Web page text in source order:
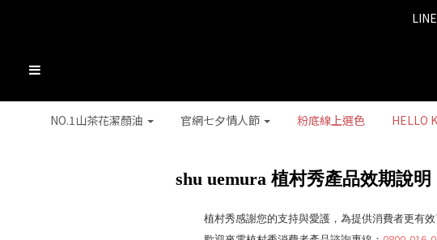
七
NO.1山茶花潔顏油 官網七夕情人節 粉底線上選色 HELLO
shu uemura 植村秀產品效期說明
植村秀感謝您的支持與愛護，為提供消費者更有